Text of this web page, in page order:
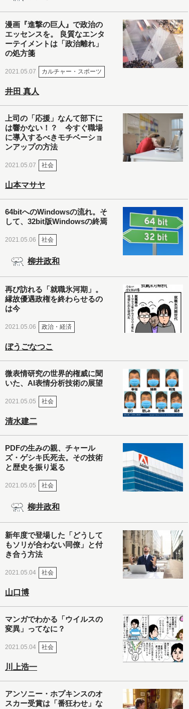
漫画『進撃の巨人』で政治の
エッセンスを。 良質なエンタ
ーテイメントは「政治離れ」
の処方箋
2021.05.07 カルチャー・スポーツ
井田 真人
上司の「応援」なんて部下に
は響かない！？ 今すぐ職場
に導入するべきモチベーショ
ンアップの方法
2021.05.07 社会
山本マサヤ
64bitへのWindowsの流れ。そ
して、32bit版Windowsの終焉
2021.05.06 社会
柳井政和
再び訪れる「就職氷河期」。
縁故優遇政権を終わらせるの
は今
2021.05.06 政治・経済
ぼうごなつこ
微表情研究の世界的権威に聞
いた、AI表情分析技術の展望
2021.05.05 社会
清水建二
PDFの生みの親、チャール
ズ・ゲシキ氏死去。その技術
と歴史を振り返る
2021.05.05 社会
柳井政和
新年度で登場した「どうして
もソリが合わない同僚」と付
き合う方法
2021.05.04 社会
山口博
マンガでわかる「ウイルスの
変異」ってなに？
2021.05.04 社会
川上浩一
アンソニー・ホプキンスのオ
スカー受賞は「番狂わせ」な